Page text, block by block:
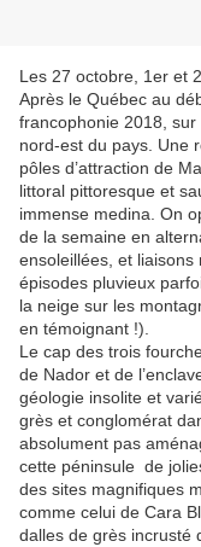
Les 27 octobre, 1er et
Après le Québec au
francophonie 2018,
nord-est du pays. Une
pôles d’attraction de
littoral pittoresque et
immense medina. On
de la semaine en
ensoleillées, et
épisodes pluvieux
la neige sur les
en témoignant !).
Le cap des trois
de Nador et de
géologie insolite et
grès et conglomérat
absolument pas
cette péninsule de
des sites magnifiques
comme celui de Cara
dalles de grès incrusté